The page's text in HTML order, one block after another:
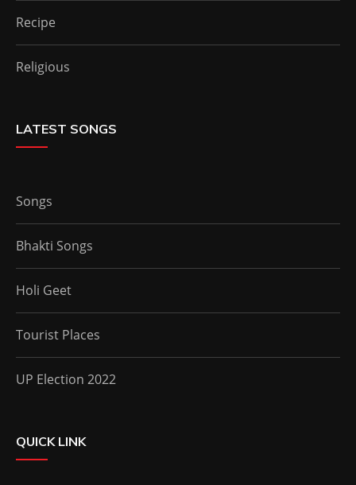
Recipe
Religious
LATEST SONGS
Songs
Bhakti Songs
Holi Geet
Tourist Places
UP Election 2022
QUICK LINK